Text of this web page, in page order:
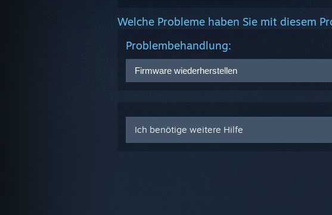
Welche Probleme haben Sie mit diesem
Problembehandlung:
Firmware wiederherstellen
starten.
Ich benötige weitere Hilfe